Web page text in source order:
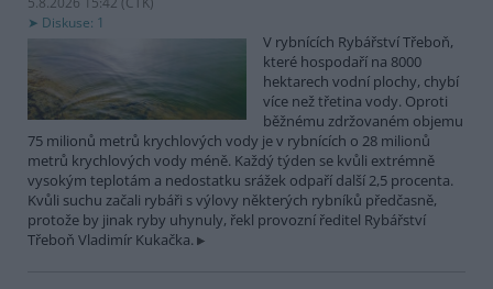
Diskuse: 1
V rybnících Rybářství Třeboň,
které hospodaří na 8000
hektarech vodní plochy, chybí
více než třetina vody. Oproti
běžnému zdržovaném objemu
75 milionů metrů krychlových vody je v rybnících o 28 milionů
metrů krychlových vody méně. Každý týden se kvůli extrémně
vysokým teplotám a nedostatku srážek odpaří další 2,5 procenta.
Kvůli suchu začali rybáři s výlovy některých rybníků předčasně,
protože by jinak ryby uhynuly, řekl provozní ředitel Rybářství
Třeboň Vladimír Kukačka.